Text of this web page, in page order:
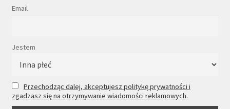
Email
Jestem
Przechodząc dalej, akceptujesz politykę prywatności i
zgadzasz się na otrzymywanie wiadomości reklamowych.